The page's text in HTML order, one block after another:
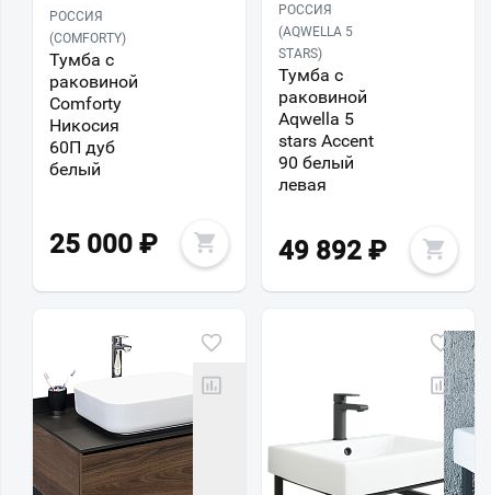
РОССИЯ
(COMFORTY)
Тумба с
раковиной
Comforty
Никосия
60П дуб
белый
25 000 ₽
РОССИЯ
(AQWELLA 5
STARS)
Тумба с
раковиной
Aqwella 5
stars Accent
90 белый
левая
49 892 ₽